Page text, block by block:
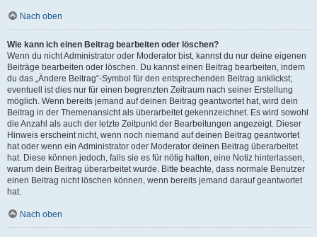
Nach oben
Wie kann ich einen Beitrag bearbeiten oder löschen?
Wenn du nicht Administrator oder Moderator bist, kannst du nur deine eigenen
Beiträge bearbeiten oder löschen. Du kannst einen Beitrag bearbeiten, indem
du das „Ändere Beitrag“-Symbol für den entsprechenden Beitrag anklickst;
eventuell ist dies nur für einen begrenzten Zeitraum nach seiner Erstellung
möglich. Wenn bereits jemand auf deinen Beitrag geantwortet hat, wird dein
Beitrag in der Themenansicht als überarbeitet gekennzeichnet. Es wird sowohl
die Anzahl als auch der letzte Zeitpunkt der Bearbeitungen angezeigt. Dieser
Hinweis erscheint nicht, wenn noch niemand auf deinen Beitrag geantwortet
hat oder wenn ein Administrator oder Moderator deinen Beitrag überarbeitet
hat. Diese können jedoch, falls sie es für nötig halten, eine Notiz hinterlassen,
warum dein Beitrag überarbeitet wurde. Bitte beachte, dass normale Benutzer
einen Beitrag nicht löschen können, wenn bereits jemand darauf geantwortet
hat.
Nach oben